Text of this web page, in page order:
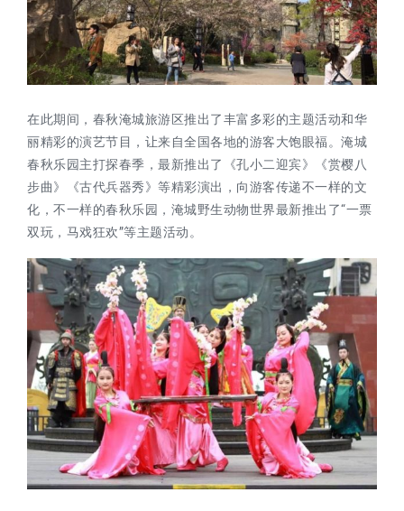
在此期间，春秋淹城旅游区推出了丰富多彩的主题活动和华
丽精彩的演艺节目，让来自全国各地的游客大饱眼福。淹城
春秋乐园主打探春季，最新推出了《孔小二迎宾》《赏樱八
步曲》《古代兵器秀》等精彩演出，向游客传递不一样的文
化，不一样的春秋乐园，淹城野生动物世界最新推出了“一票
双玩，马戏狂欢”等主题活动。